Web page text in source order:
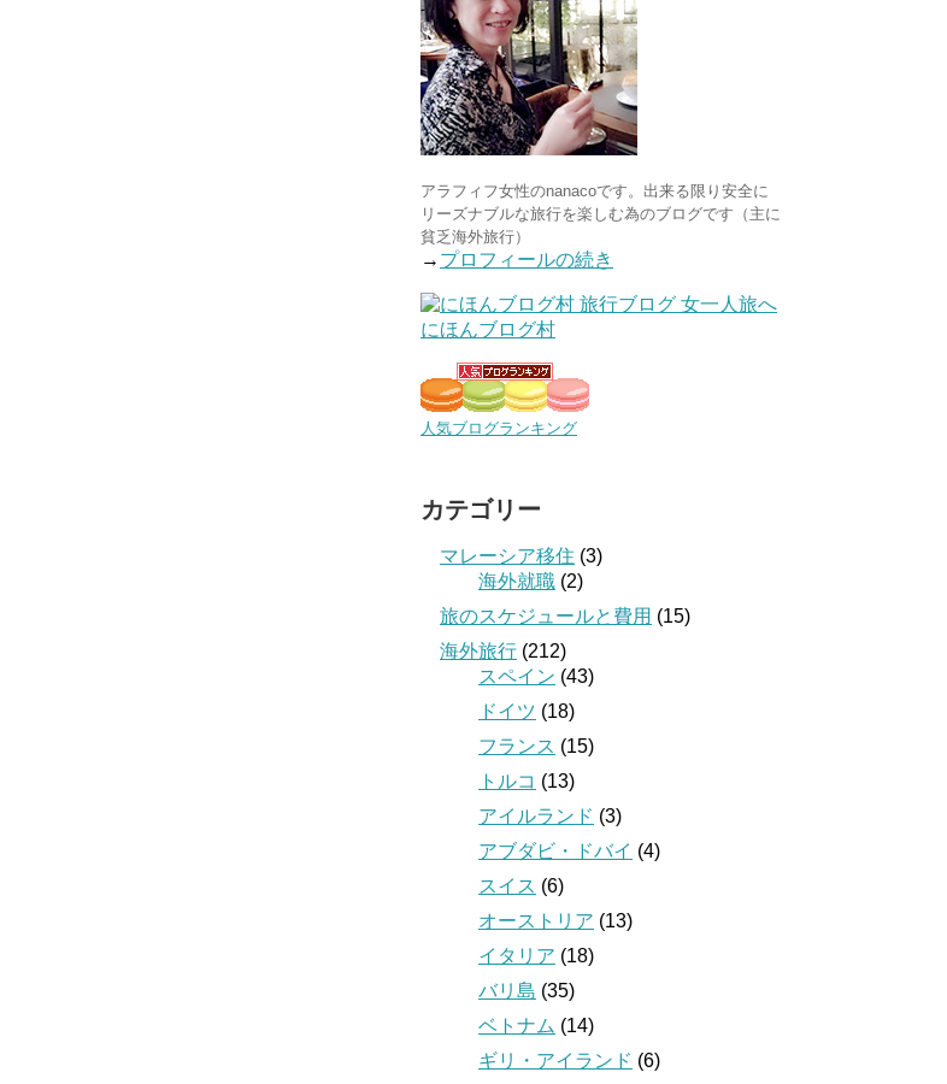
アラフィフ女性のnanacoです。出来る限り安全に
リーズナブルな旅行を楽しむ為のブログです（主に
貧乏海外旅行）
→ プロフィールの続き
にほんブログ村
人気ブログランキング
カテゴリー
マレーシア移住 (3)
海外就職 (2)
旅のスケジュールと費用 (15)
海外旅行 (212)
スペイン (43)
ドイツ (18)
フランス (15)
トルコ (13)
アイルランド (3)
アブダビ・ドバイ (4)
スイス (6)
オーストリア (13)
イタリア (18)
バリ島 (35)
ベトナム (14)
ギリ・アイランド (6)